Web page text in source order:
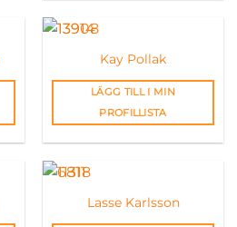
Kay Pollak
LÄGG TILL I MIN
PROFILLISTA
Lasse Karlsson